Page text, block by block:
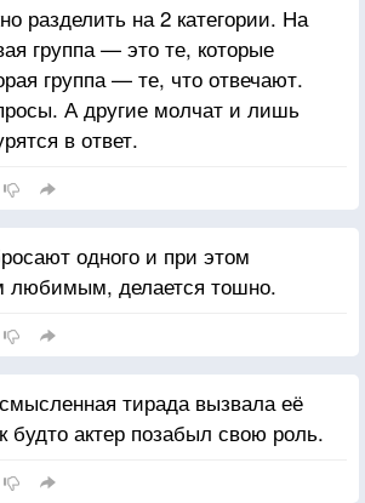
разделить на 2 категории. На
группа — это те, которые
группа — те, что отвечают.
А другие молчат и лишь
в ответ.
одного и при этом
любимым, делается тошно.
тирада вызвала её
будто актер позабыл свою роль.